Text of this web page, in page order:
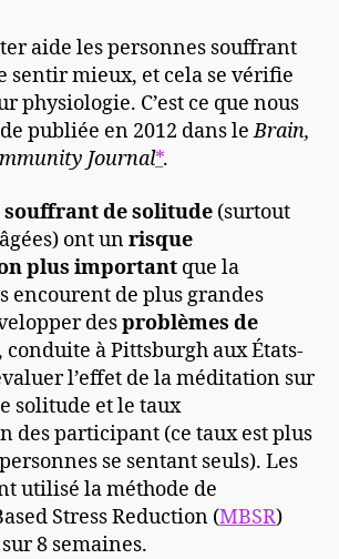
aide les personnes souffrant
sentir mieux, et cela se vérifie
physiologie. C’est ce que nous
publiée en 2012 dans leBrain,
Journal*.
souffrant de solitude (surtout
ont unrisque
plus important que la
encourent de plus grandes
desproblèmes de
conduite à Pittsburgh aux États-
l’effet de la méditation sur
solitude et le taux
des participant (ce taux est plus
se sentant seuls). Les
utilisé la méthode de
Stress Reduction (MBSR)
8 semaines.